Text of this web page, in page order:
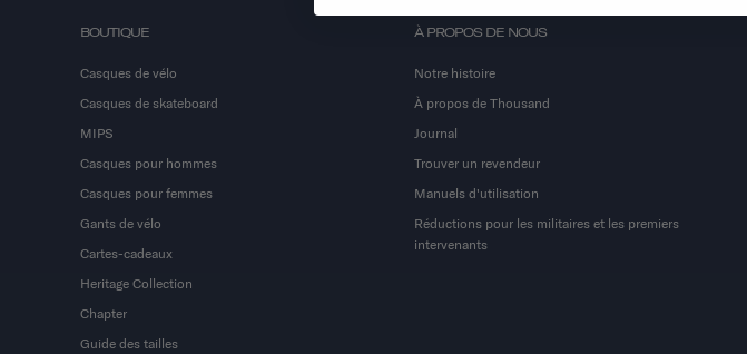
BOUTIQUE
Casques de vélo
Casques de skateboard
MIPS
Casques pour hommes
Casques pour femmes
Gants de vélo
Cartes-cadeaux
Heritage Collection
Chapter
Guide des tailles
À PROPOS DE NOUS
Notre histoire
À propos de Thousand
Journal
Trouver un revendeur
Manuels d'utilisation
Réductions pour les militaires et les premiers
intervenants